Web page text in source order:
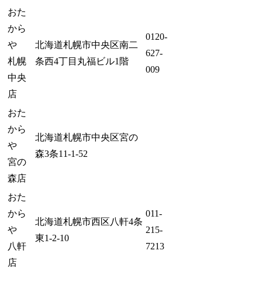
おた
から
や
札幌
中央
店
北海道札幌市中央区南二
条西4丁目丸福ビル1階
0120-
627-
009
おた
から
や
宮の
森店
北海道札幌市中央区宮の
森3条11-1-52
おた
から
や
八軒
店
北海道札幌市西区八軒4条
東1-2-10
011-
215-
7213